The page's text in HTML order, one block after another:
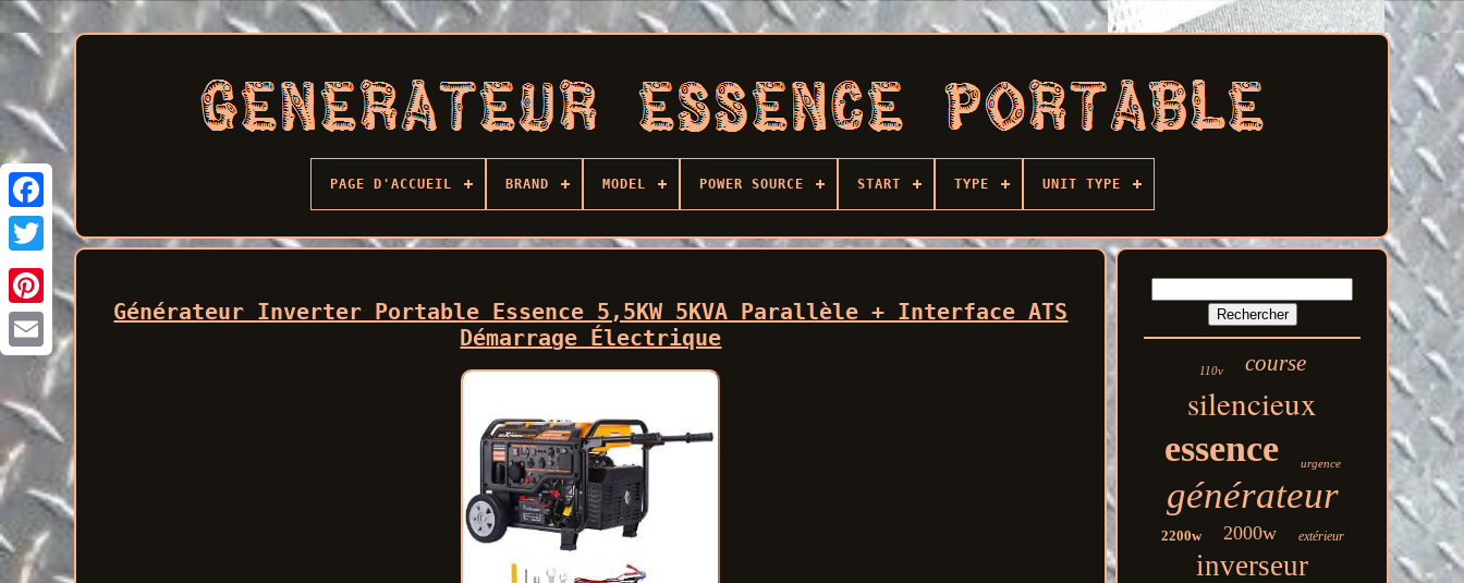
Facebook
PAGE D'ACCUEIL BRAND MODEL POWER SOURCE START TYPE UNIT TYPE
Générateur Inverter Portable Essence 5,5KW 5KVA Parallèle + Interface ATS
Démarrage Électrique
110v course
silencieux
essence urgence
générateur
2200w 2000w extérieur
inverseur